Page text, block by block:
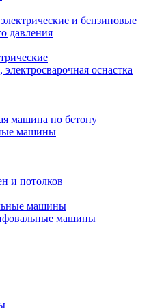
и бензиновые
давления
оснастка
машина по бетону
машины
и потолков
машины
машины